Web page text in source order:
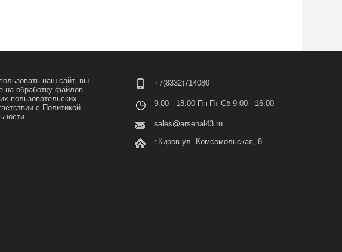
наш сайт, вы
на обработку файлов
пользовательских
с Политикой
+7(8332)714080
9:00 - 18:00 Пн-Пт Сб 9:00 - 16:00
sales@arsenal43.ru
г.Киров ул. Комсомольская, 8